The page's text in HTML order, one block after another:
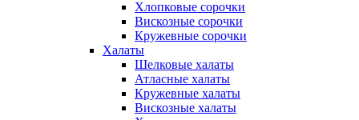
Хлопковые сорочки
Вискозные сорочки
Кружевные сорочки
Халаты
Шелковые халаты
Атласные халаты
Кружевные халаты
Вискозные халаты